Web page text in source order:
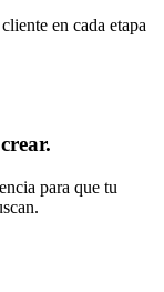
en cada etapa
para que tu